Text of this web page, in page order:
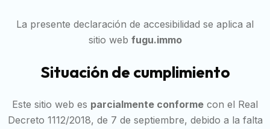
La presente declaración de accesibilidad se aplica al
sitio web fugu.immo
Situación de cumplimiento
Este sitio web es parcialmente conforme con el Real
Decreto 1112/2018, de 7 de septiembre, debido a la falta